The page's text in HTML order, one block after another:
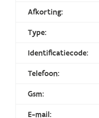
Afkorting:
Type:
Identificatiecode:
Telefoon:
Gsm:
E-mail: